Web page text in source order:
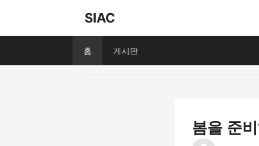
SIAC
홈 게시판
봄을 준